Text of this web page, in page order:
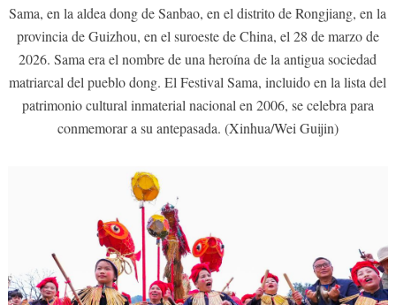
Sama, en la aldea dong de Sanbao, en el distrito de Rongjiang, en la
provincia de Guizhou, en el suroeste de China, el 28 de marzo de
2026. Sama era el nombre de una heroína de la antigua sociedad
matriarcal del pueblo dong. El Festival Sama, incluido en la lista del
patrimonio cultural inmaterial nacional en 2006, se celebra para
conmemorar a su antepasada. (Xinhua/Wei Guijin)